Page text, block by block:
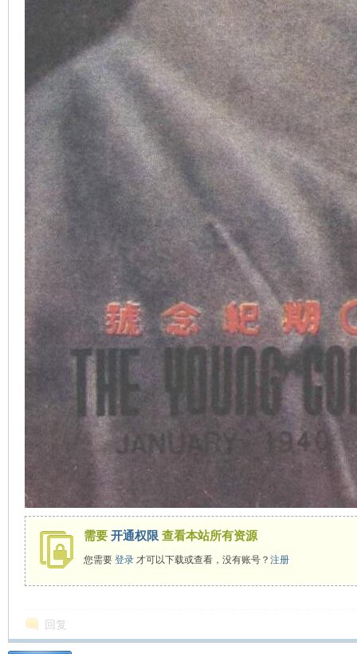
需要 开通权限 查看本站所有资源
您需要 登录才可以下载或查看，没有账号？ 注册
回复